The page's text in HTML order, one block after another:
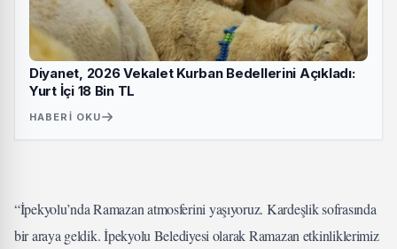
Diyanet, 2026 Vekalet Kurban Bedellerini Açıkladı:
Yurt İçi 18 Bin TL
HABERI OKU
“İpekyolu’nda Ramazan atmosferini yaşıyoruz. Kardeşlik sofrasında
bir araya geldik. İpekyolu Belediyesi olarak Ramazan etkinliklerimiz